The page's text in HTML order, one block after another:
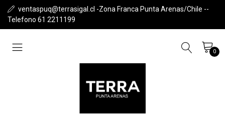
ventaspuq@terrasigal.cl -Zona Franca Punta Arenas/Chile --
Telefono 61 2211199
0